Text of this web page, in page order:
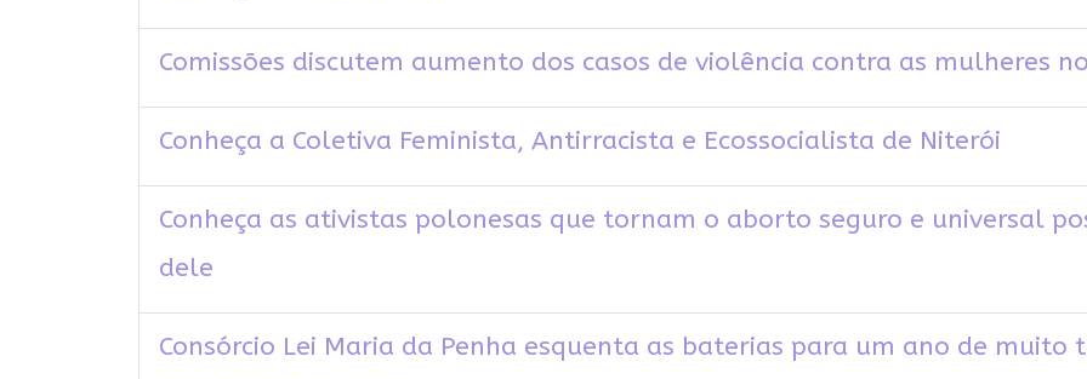
Comissões discutem aumento dos casos de violência contra as mulheres
Conheça a Coletiva Feminista, Antirracista e Ecossocialista de Niterói
Conheça as ativistas polonesas que tornam o aborto seguro e universal
dele
Consórcio Lei Maria da Penha esquenta as baterias para um ano de